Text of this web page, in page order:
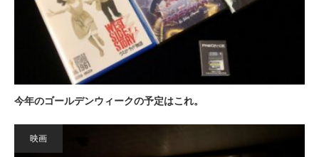
今年のゴールデンウィークの予定はこれ。
映画